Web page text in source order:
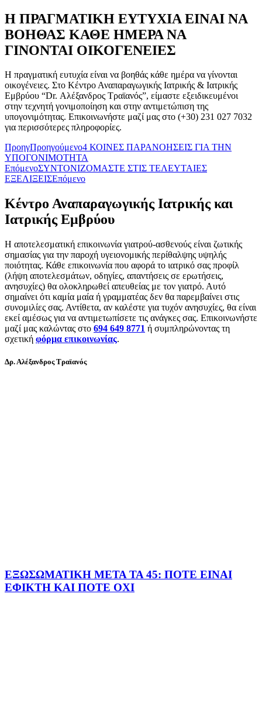
Η ΠΡΑΓΜΑΤΙΚΗ ΕΥΤΥΧΙΑ ΕΙΝΑΙ ΝΑ
ΒΟΗΘΑΣ ΚΑΘΕ ΗΜΕΡΑ ΝΑ
ΓΙΝΟΝΤΑΙ ΟΙΚΟΓΕΝΕΙΕΣ
Η πραγματική ευτυχία είναι να βοηθάς κάθε ημέρα να γίνονται
οικογένειες. Στο Κέντρο Αναπαραγωγικής Ιατρικής & Ιατρικής
Eμβρύου “Dr. Αλέξανδρος Τραϊανός”, είμαστε εξειδικευμένοι
στην τεχνητή γονιμοποίηση και στην αντιμετώπιση της
υπογονιμότητας. Επικοινωνήστε μαζί μας στο (+30) 231 027 7032
για περισσότερες πληροφορίες.
ΠροηγΠροηγούμενο4 ΚΟΙΝΕΣ ΠΑΡΑΝΟΗΣΕΙΣ ΓΙΑ ΤΗΝ
ΥΠΟΓΟΝΙΜΟΤΗΤΑ
ΕπόμενοΣΥΝΤΟΝΙΖΟΜΑΣΤΕ ΣΤΙΣ ΤΕΛΕΥΤΑΙΕΣ
ΕΞΕΛΙΞΕΙΣΕπόμενο
Κέντρο Αναπαραγωγικής Ιατρικής και
Ιατρικής Εμβρύου
Η αποτελεσματική επικοινωνία γιατρού-ασθενούς είναι ζωτικής
σημασίας για την παροχή υγειονομικής περίθαλψης υψηλής
ποιότητας. Κάθε επικοινωνία που αφορά το ιατρικό σας προφίλ
(λήψη αποτελεσμάτων, οδηγίες, απαντήσεις σε ερωτήσεις,
ανησυχίες) θα ολοκληρωθεί απευθείας με τον γιατρό. Αυτό
σημαίνει ότι καμία μαία ή γραμματέας δεν θα παρεμβαίνει στις
συνομιλίες σας. Αντίθετα, αν καλέστε για τυχόν ανησυχίες, θα είναι
εκεί αμέσως για να αντιμετωπίσετε τις ανάγκες σας. Επικοινωνήστε
μαζί μας καλώντας στο 694 649 8771 ή συμπληρώνοντας τη
σχετική φόρμα επικοινωνίας.
Δρ. Αλέξανδρος Τραϊανός
ΕΞΩΣΩΜΑΤΙΚΗ ΜΕΤΑ ΤΑ 45: ΠΟΤΕ ΕΙΝΑΙ
ΕΦΙΚΤΗ ΚΑΙ ΠΟΤΕ ΟΧΙ